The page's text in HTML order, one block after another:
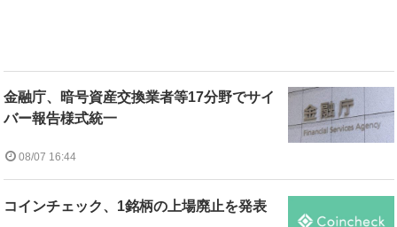
金融庁、暗号資産交換業者等17分野でサイ
バー報告様式統一
08/07 16:44
コインチェック、1銘柄の上場廃止を発表